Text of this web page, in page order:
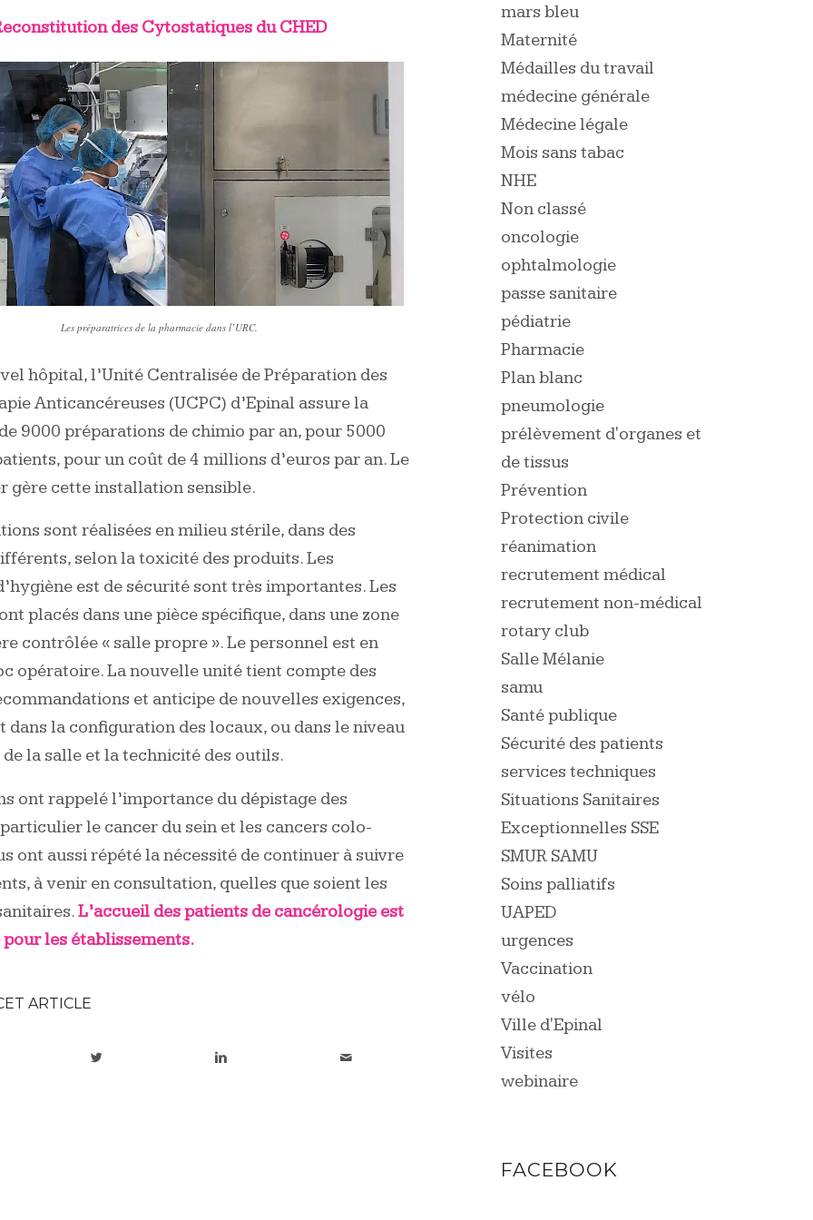
des Cytostatiques du CHED
Les préparatrices de la pharmacie dans l’URC.
hôpital, l’Unité Centralisée de Préparation des
Anticancéreuses (UCPC) d’Epinal assure la
9000 préparations de chimio par an, pour 5000
pour un coût de 4 millions d’euros par an. Le
gère cette installation sensible.
sont réalisées en milieu stérile, dans des
selon la toxicité des produits. Les
est de sécurité sont très importantes. Les
placés dans une pièce spécifique, dans une zone
contrôlée « salle propre ». Le personnel est en
opératoire. La nouvelle unité tient compte des
et anticipe de nouvelles exigences,
dans la configuration des locaux, ou dans le niveau
la salle et la technicité des outils.
ont rappelé l’importance du dépistage des
le cancer du sein et les cancers colo-
ont aussi répété la nécessité de continuer à suivre
à venir en consultation, quelles que soient les
L’accueil des patients de cancérologie est
les établissements.
ARTICLE
mars bleu
Maternité
Médailles du travail
médecine générale
Médecine légale
Mois sans tabac
NHE
Non classé
oncologie
ophtalmologie
passe sanitaire
pédiatrie
Pharmacie
Plan blanc
pneumologie
prélèvement d'organes et
de tissus
Prévention
Protection civile
réanimation
recrutement médical
recrutement non-médical
rotary club
Salle Mélanie
samu
Santé publique
Sécurité des patients
services techniques
Situations Sanitaires
Exceptionnelles SSE
SMUR SAMU
Soins palliatifs
UAPED
urgences
Vaccination
vélo
Ville d'Epinal
Visites
webinaire
FACEBOOK